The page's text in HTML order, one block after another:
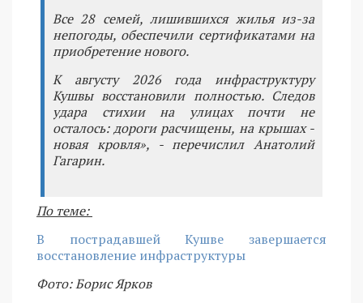
Все 28 семей, лишившихся жилья из-за
непогоды, обеспечили сертификатами на
приобретение нового.
К августу 2026 года инфраструктуру
Кушвы восстановили полностью. Следов
удара стихии на улицах почти не
осталось: дороги расчищены, на крышах -
новая кровля», - перечислил Анатолий
Гагарин.
По теме:
В пострадавшей Кушве завершается
восстановление инфраструктуры
Фото: Борис Ярков